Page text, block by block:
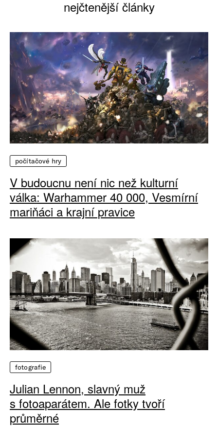
nejčtenější články
počítačové hry
V budoucnu není nic než kulturní
válka: Warhammer 40 000, Vesmírní
mariňáci a krajní pravice
fotografie
Julian Lennon, slavný muž
s fotoaparátem. Ale fotky tvoří
průměrné